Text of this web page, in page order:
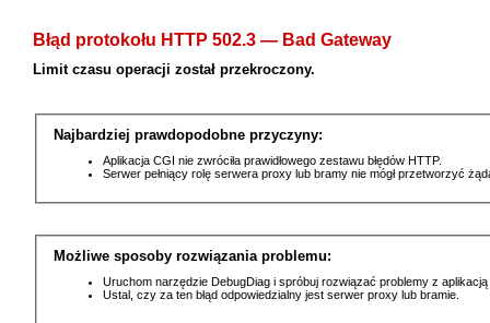
Błąd protokołu HTTP 502.3 — Bad Gateway
Limit czasu operacji został przekroczony.
Najbardziej prawdopodobne przyczyny:
Aplikacja CGI nie zwróciła prawidłowego zestawu błędów HTTP.
Serwer pełniący rolę serwera proxy lub bramy nie mógł przetworzyć
Możliwe sposoby rozwiązania problemu:
Uruchom narzędzie DebugDiag i spróbuj rozwiązać problemy z
Ustal, czy za ten błąd odpowiedzialny jest serwer proxy lub bramie.